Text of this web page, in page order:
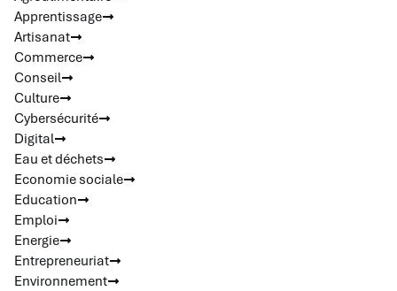
Apprentissage
Artisanat
Commerce
Conseil
Culture
Cybersécurité
Digital
Eau et déchets
Economie sociale
Education
Emploi
Energie
Entrepreneuriat
Environnement